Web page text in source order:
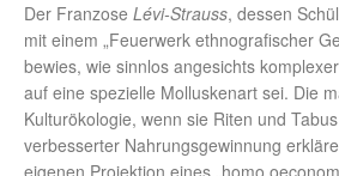
Der Franzose Lévi-Strauss, dessen
mit einem „Feuerwerk ethnografischer
bewies, wie sinnlos angesichts
auf eine spezielle Molluskenart sei. Die
Kulturökologie, wenn sie Riten und
verbesserter Nahrungsgewinnung